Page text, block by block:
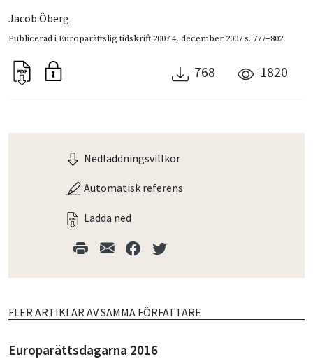
Jacob Öberg
Publicerad iEuroparättslig tidskrift 2007 4, december 2007s. 777–802
768 1820
Nedladdningsvillkor
Automatisk referens
Ladda ned
FLER ARTIKLAR AV SAMMA FÖRFATTARE
Europarättsdagarna 2016